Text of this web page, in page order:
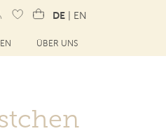
ÜBER UNS
DE EN